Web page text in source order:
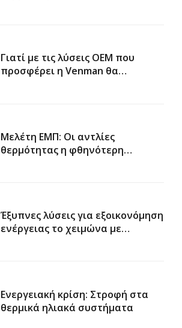
Γιατί με τις λύσεις OEM που
προσφέρει η Venman θα
Μελέτη ΕΜΠ: Οι αντλίες
θερμότητας η φθηνότερη
Έξυπνες λύσεις για εξοικονόμηση
ενέργειας το χειμώνα με
Ενεργειακή κρίση: Στροφή στα
θερμικά ηλιακά συστήματα